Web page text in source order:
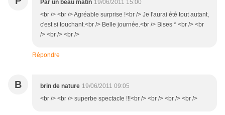
Par un beau matin 19/06/2011 15:00
<br /> <br /> Agréable surprise !<br /> Je l'aurai été tout autant,
c'est si touchant.<br /> Belle journée.<br /> Bises * <br /> <br
/> <br /> <br />
Répondre
B brin de nature 19/06/2011 09:05
<br /> <br /> superbe spectacle !!!<br /> <br /> <br /> <br />